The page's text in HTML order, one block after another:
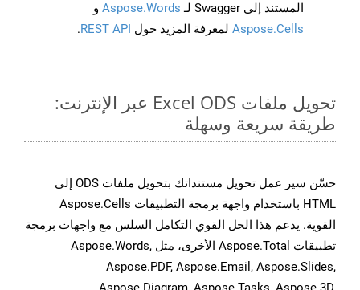
المستند إلى Swagger لـ
Aspose.Words و
Aspose.Cells لمعرفة المزيد حول REST API
.
تحويل ملفات Excel ODS عبر الإنترنت:
طريقة سريعة وسهلة
حسّن سير عمل تحويل مستنداتك بتحويل ملفات ODS إلى
HTML باستخدام واجهة برمجة التطبيقات Aspose.Cells
القوية. يدعم هذا الحل القوي التكامل السلس مع واجهات برمجة
تطبيقات Aspose.Total الأخرى، مثل Aspose.Words,
Aspose.PDF, Aspose.Email, Aspose.Slides,